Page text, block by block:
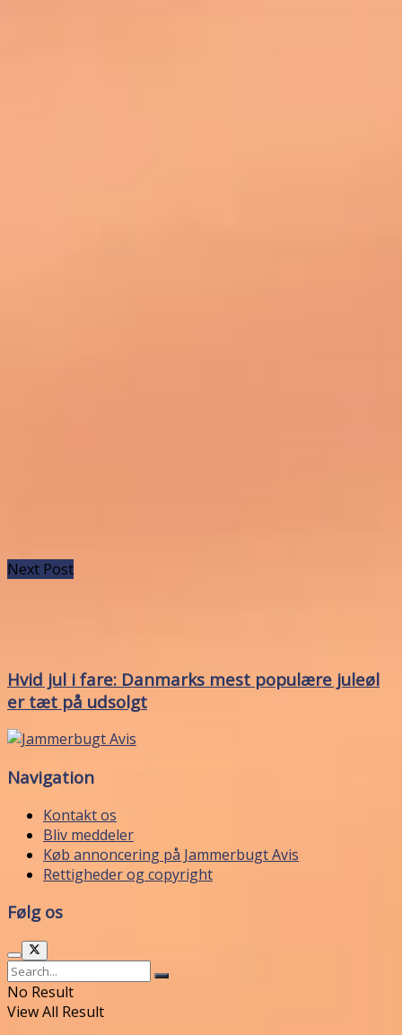
Next Post
Hvid jul i fare: Danmarks mest populære juleøl
er tæt på udsolgt
Navigation
Kontakt os
Bliv meddeler
Køb annoncering på Jammerbugt Avis
Rettigheder og copyright
Følg os
No Result
View All Result